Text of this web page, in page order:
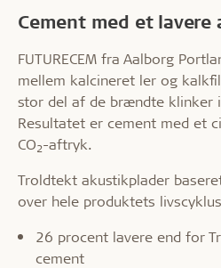
Cement med et lavere
FUTURECEM fra Aalborg
mellem kalcineret ler og
stor del af de brændte klinker
Resultatet er cement med et
CO2-aftryk.
Troldtekt akustikplader baseret
over hele produktets
26 procent lavere end for
cement